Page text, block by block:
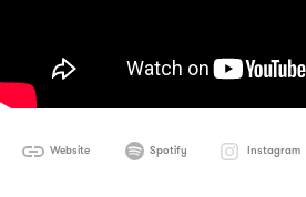
Website Spotify Instagram